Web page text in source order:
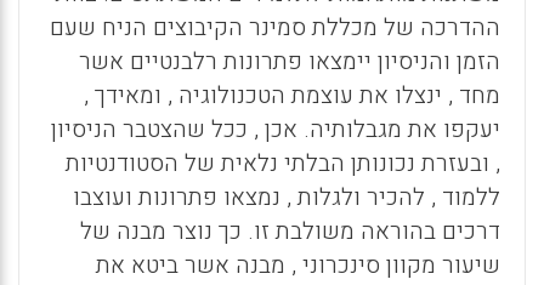
ההדרכה של מכללת סמינר הקיבוצים הניח שעם
הזמן והניסיון יימצאו פתרונות רלבנטיים אשר
מחד , ינצלו את עוצמת הטכנולוגיה , ומאידך ,
יעקפו את מגבלותיה. אכן , ככל שהצטבר הניסיון
, ובעזרת נכונותן הבלתי נלאית של הסטודנטיות
ללמוד , להכיר ולגלות , נמצאו פתרונות ועוצבו
דרכים בהוראה משולבת זו. כך נוצר מבנה של
שיעור מקוון סינכרוני , מבנה אשר ביטא את